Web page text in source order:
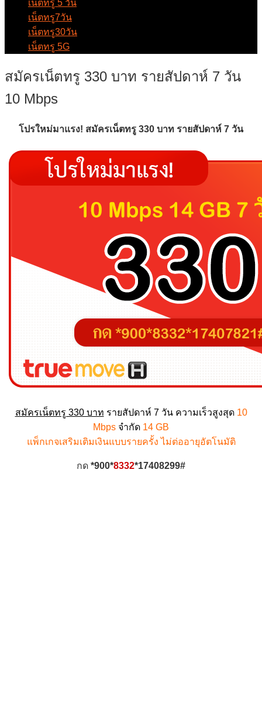
เน็ตทรู 5 วัน
เน็ตทรู7วัน
เน็ตทรู30วัน
เน็ตทรู 5G
สมัครเน็ตทรู 330 บาท รายสัปดาห์ 7 วัน
10 Mbps
โปรใหม่มาแรง! สมัครเน็ตทรู 330 บาท รายสัปดาห์ 7 วัน
สมัครเน็ตทรู 330 บาท รายสัปดาห์ 7 วัน ความเร็วสูงสุด 10
Mbps จำกัด 14 GB
แพ็กเกจเสริมเติมเงินแบบรายครั้ง ไม่ต่ออายุอัตโนมัติ
กด *900*8332*17408299#